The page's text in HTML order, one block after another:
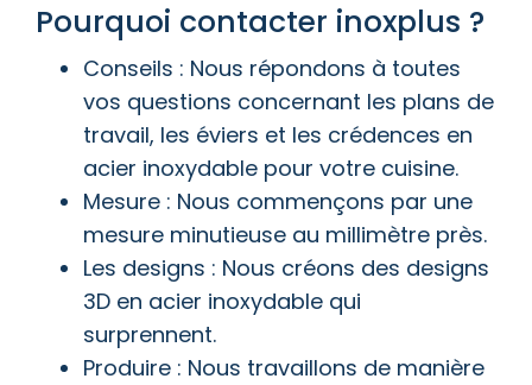
Pourquoi contacter inoxplus ?
Conseils : Nous répondons à toutes
vos questions concernant les plans de
travail, les éviers et les crédences en
acier inoxydable pour votre cuisine.
Mesure : Nous commençons par une
mesure minutieuse au millimètre près.
Les designs : Nous créons des designs
3D en acier inoxydable qui
surprennent.
Produire : Nous travaillons de manière